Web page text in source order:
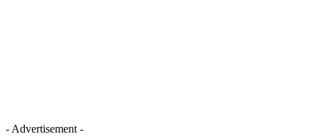
- Advertisement -